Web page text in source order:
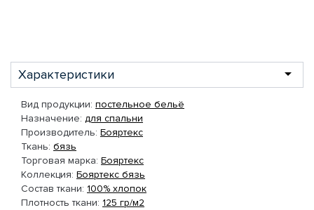
Характеристики
Вид продукции: постельное бельё
Назначение: для спальни
Производитель: Бояртекс
Ткань: бязь
Торговая марка: Бояртекс
Коллекция: Бояртекс бязь
Состав ткани: 100% хлопок
Плотность ткани: 125 гр/м2